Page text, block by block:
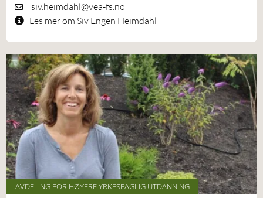
siv.heimdahl@vea-fs.no
Les mer om Siv Engen Heimdahl
AVDELING FOR HØYERE YRKESFAGLIG UTDANNING